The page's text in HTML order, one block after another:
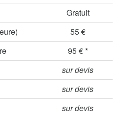
Gratuit
55 €
95 € *
sur devis
sur devis
sur devis